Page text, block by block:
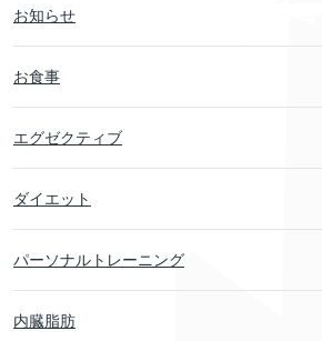
お知らせ
お食事
エグゼクティブ
ダイエット
パーソナルトレーニング
内臓脂肪